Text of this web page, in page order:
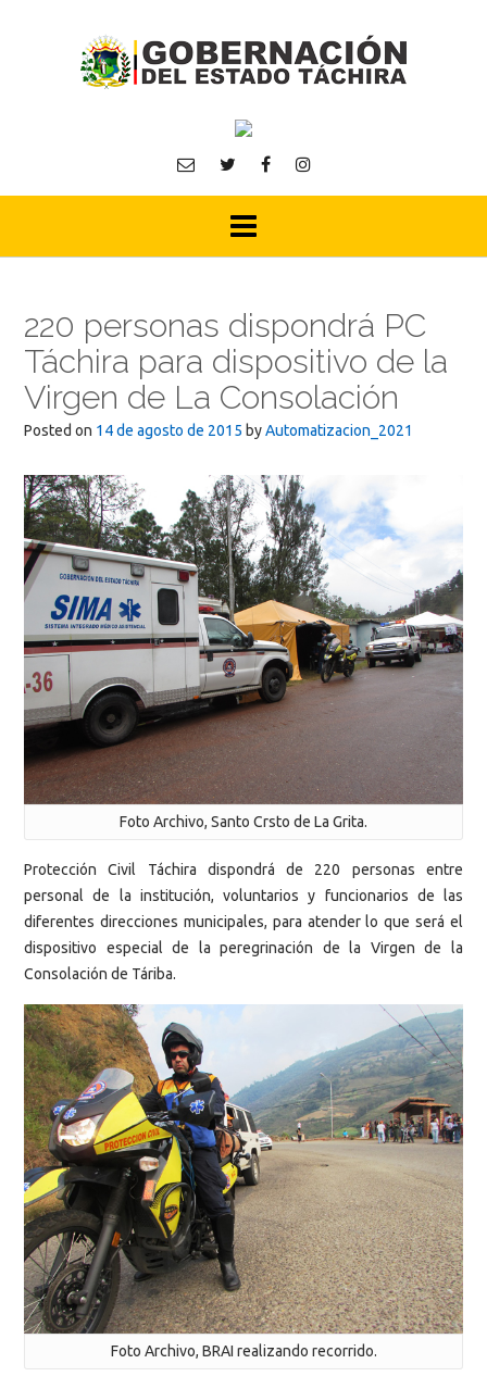
220 personas dispondrá PC
Táchira para dispositivo de la
Virgen de La Consolación
Posted on 14 de agosto de 2015 byAutomatizacion_2021
Foto Archivo, Santo Crsto de La Grita.
Protección Civil Táchira dispondrá de 220 personas entre
personal de la institución, voluntarios y funcionarios de las
diferentes direcciones municipales, para atender lo que será el
dispositivo especial de la peregrinación de la Virgen de la
Consolación de Táriba.
Foto Archivo, BRAI realizando recorrido.